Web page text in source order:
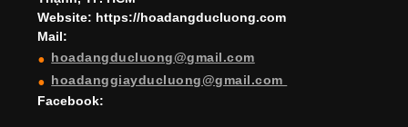
Website: https://hoadangducluong.com
Mail:
hoadangducluong@gmail.com
hoadanggiayducluong@gmail.com
Facebook: